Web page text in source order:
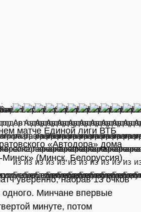
матче Единой лиги ВТБ
«Автодора» дома
(Минск, Белоруссия).
уверенно, набрав 13 очков
одного. Минчане впервые
минуте, потом